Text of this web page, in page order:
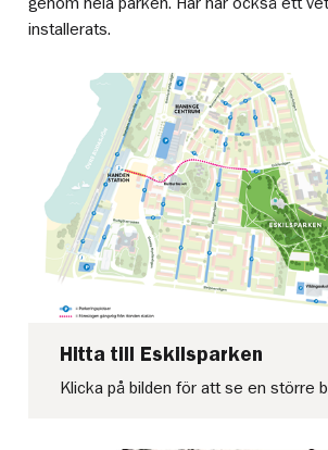
installerats.
Hitta till Eskilsparken
Klicka på bilden för att se en större